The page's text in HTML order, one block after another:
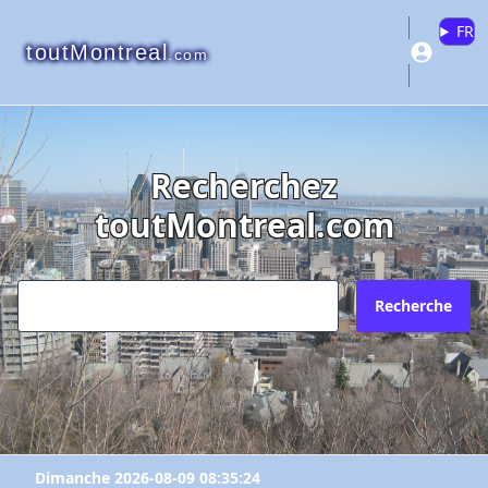
toutMontreal.com
FR
Recherchez
toutMontreal.com
Recherche
Dimanche 2026-08-09 08:35:24